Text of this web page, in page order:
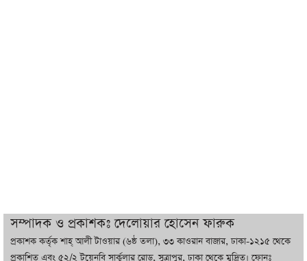
বাজারে কাঁচা মরিচে ‘আগুন’, ‘এত দাম তো
সম্পাদক ও প্রকাশকঃ দেলোয়ার হোসেন ফারুক
প্রকাশক কর্তৃক শাহ্ আলী টাওয়ার (৬ষ্ঠ তলা), ৩৩ কাওরান বাজার, ঢাকা-১২১৫ থেকে
প্রকাশিত এবং ৫২/২ টয়েনবি সার্কুলার রোড, সুত্রাপুর, ঢাকা থেকে মুদ্রিত। ফোনঃ